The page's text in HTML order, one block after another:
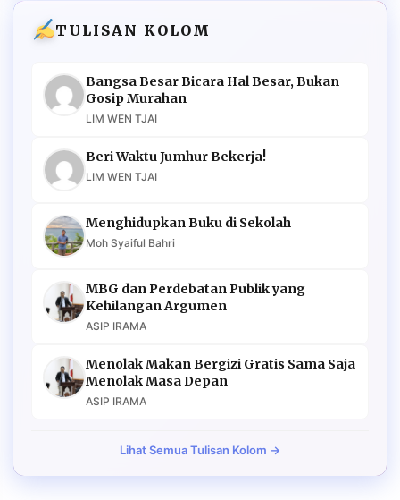
TULISAN KOLOM
Bangsa Besar Bicara Hal Besar, Bukan
Gosip Murahan
LIM WEN TJAI
Beri Waktu Jumhur Bekerja!
LIM WEN TJAI
Menghidupkan Buku di Sekolah
Moh Syaiful Bahri
MBG dan Perdebatan Publik yang
Kehilangan Argumen
ASIP IRAMA
Menolak Makan Bergizi Gratis Sama Saja
Menolak Masa Depan
ASIP IRAMA
Lihat Semua Tulisan Kolom →